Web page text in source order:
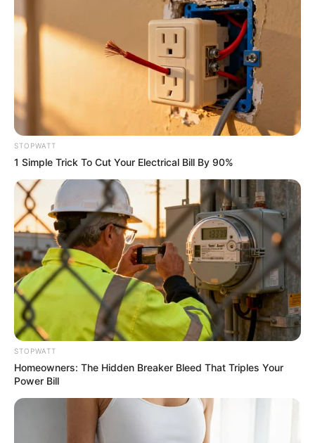
แนะนำ
ดูดวง
ดูเพิ่มเติม
ดูดวง
เบอร์โทร คน Keep look เป๊ะทุกมุมดูดี
ทุกองศา คุณล่ะมีเลขคู่นี้ไหม
ดูดวง
วันที่ 1 ส.ค. 2569 วันคล้ายวันสำเร็จ
มรรคผลพระโพธิสัตว์กวนอิม
STOPWATT
1 Simple Trick To Cut Your Electrical Bill By 90%
STOPWATT
Homeowners: The Hidden Breaker Bleed That Triples Your
Power Bill